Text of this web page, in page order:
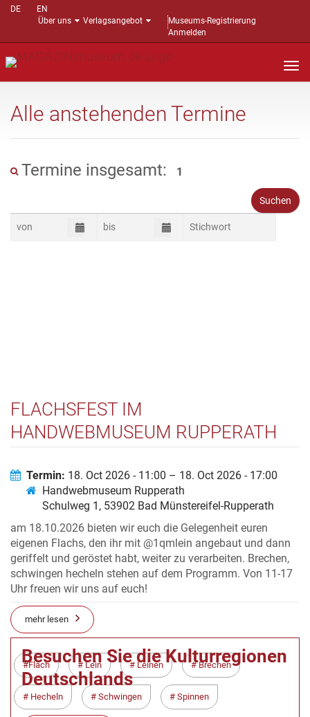
DE
EN
Über uns
Verlagsangebot
Museums-Registrierung
Anmelden
Alle anstehenden Termine
Termine insgesamt: 1
FLACHSFEST IM
HANDWEBMUSEUM RUPPERATH
Termin: 18. Oct 2026 - 11:00 – 18. Oct 2026 - 17:00
Handwebmuseum Rupperath
Schulweg 1, 53902 Bad Münstereifel-Rupperath
am 18.10.2026 bieten wir euch die Gelegenheit euren
eigenen Flachs, den ihr mit @1qmlein angebaut und dann
geriffelt und geröstet habt, weiter zu verarbeiten. Brechen,
schwingen hecheln stehen auf dem Programm. Von 11-17
Uhr freuen wir uns auf euch!
mehr lesen
Flach Lein Leinen Brechen
Hecheln Schwingen Spinnen
Besuchen Sie die Kulturregionen
Deutschlands